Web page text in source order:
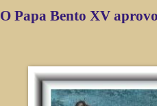
O Papa Bento XV a